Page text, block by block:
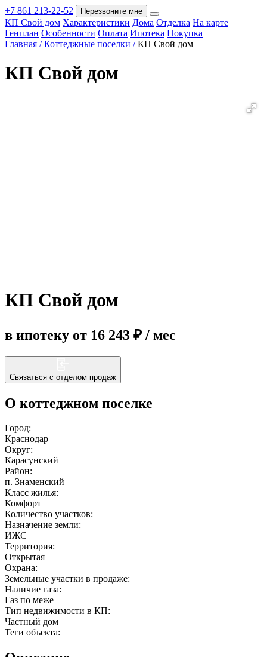
Покупка
Еще
мы в соцсетях
+7 861 213-22-52 Перезвоните мне
КП Свой дом Характеристики Дома Отделка На карте
Генплан Особенности Оплата Ипотека Покупка
Главная / Коттеджные поселки / КП Свой дом
КП Свой дом
КП Свой дом
в ипотеку от 16 243 ₽ / мес
Связаться с отделом продаж
О коттеджном поселке
Город:
Краснодар
Округ:
Карасунский
Район:
п. Знаменский
Класс жилья:
Комфорт
Количество участков:
Назначение земли:
ИЖС
Территория:
Открытая
Охрана:
Земельные участки в продаже:
Наличие газа:
Газ по меже
Тип недвижимости в КП:
Частный дом
Теги объекта: